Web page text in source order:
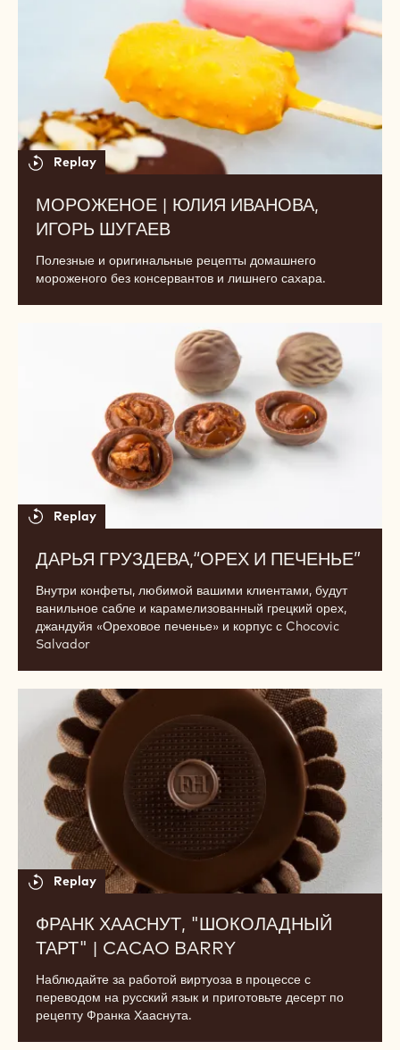
ЮЛИЯ ИВАНОВА, "ПАРИ-БРЕСТ
БАНАН-КАРАМЕЛЬ" | ШОКОЛАД
CHOCOVIC
Трендовый свадебный десерт: как уложиться в бюджет
заказчика и подчеркнуть индивидуальность его гостей?
МОРОЖЕНОЕ | ЮЛИЯ ИВАНОВА,
ИГОРЬ ШУГАЕВ
Полезные и оригинальные рецепты домашнего
мороженого без консервантов и лишнего сахара.
МОРОЖЕНОЕ
Иванова,
Replay
ДАРЬЯ ГРУЗДЕВА,“ОРЕХ И ПЕЧЕНЬЕ”
Внутри конфеты, любимой вашими клиентами, будут
ванильное сабле и карамелизованный грецкий орех,
джандуйя «Ореховое печенье» и корпус с Chocovic
Salvador
Дарья
“Орех
печенье”
Франк
Хааснут,
тарт"